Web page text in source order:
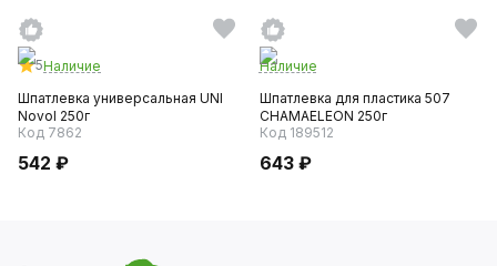
5Наличие
Шпатлевка универсальная UNI
Novol 250г
Код 7862
542 ₽
Наличие
Шпатлевка для пластика 507
CHAMAELEON 250г
Код 189512
643 ₽